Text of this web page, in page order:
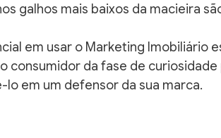
galhos mais baixos da macieira
em usar o Marketing Imobiliário
consumidor da fase de
lo em um defensor da sua marca.